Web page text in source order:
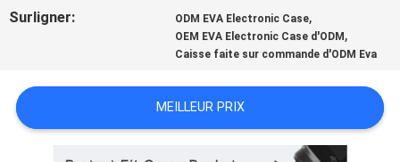
Surligner: ODM EVA Electronic Case,
OEM EVA Electronic Case d'ODM ,
Caisse faite sur commande d'ODM Eva
MEILLEUR PRIX